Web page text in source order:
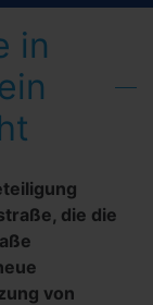
in
die die
von